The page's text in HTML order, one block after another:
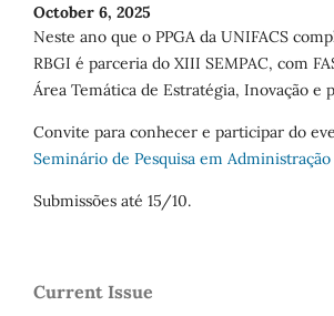
October 6, 2025
Neste ano que o PPGA da UNIFACS
RBGI é parceria do XIII SEMPAC, com
Área Temática de Estratégia, Inovação e
Convite para conhecer e participar do
Seminário de Pesquisa em Administração
Submissões até 15/10.
Current Issue